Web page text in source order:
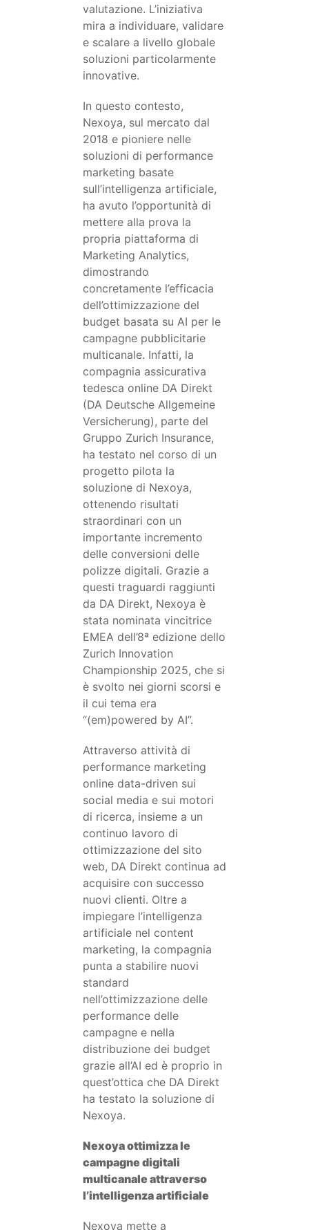
valutazione. L’iniziativa
mira a individuare, validare
e scalare a livello globale
soluzioni particolarmente
innovative.
In questo contesto,
Nexoya, sul mercato dal
2018 e pioniere nelle
soluzioni di performance
marketing basate
sull’intelligenza artificiale,
ha avuto l’opportunità di
mettere alla prova la
propria piattaforma di
Marketing Analytics,
dimostrando
concretamente l’efficacia
dell’ottimizzazione del
budget basata su AI per le
campagne pubblicitarie
multicanale. Infatti, la
compagnia assicurativa
tedesca online DA Direkt
(DA Deutsche Allgemeine
Versicherung), parte del
Gruppo Zurich Insurance,
ha testato nel corso di un
progetto pilota la
soluzione di Nexoya,
ottenendo risultati
straordinari con un
importante incremento
delle conversioni delle
polizze digitali. Grazie a
questi traguardi raggiunti
da DA Direkt, Nexoya è
stata nominata vincitrice
EMEA dell’8ª edizione dello
Zurich Innovation
Championship 2025, che si
è svolto nei giorni scorsi e
il cui tema era
“(em)powered by AI”.
Attraverso attività di
performance marketing
online data-driven sui
social media e sui motori
di ricerca, insieme a un
continuo lavoro di
ottimizzazione del sito
web, DA Direkt continua ad
acquisire con successo
nuovi clienti. Oltre a
impiegare l’intelligenza
artificiale nel content
marketing, la compagnia
punta a stabilire nuovi
standard
nell’ottimizzazione delle
performance delle
campagne e nella
distribuzione dei budget
grazie all’AI ed è proprio in
quest’ottica che DA Direkt
ha testato la soluzione di
Nexoya.
Nexoya ottimizza le
campagne digitali
multicanale attraverso
l’intelligenza artificiale
Nexoya mette a